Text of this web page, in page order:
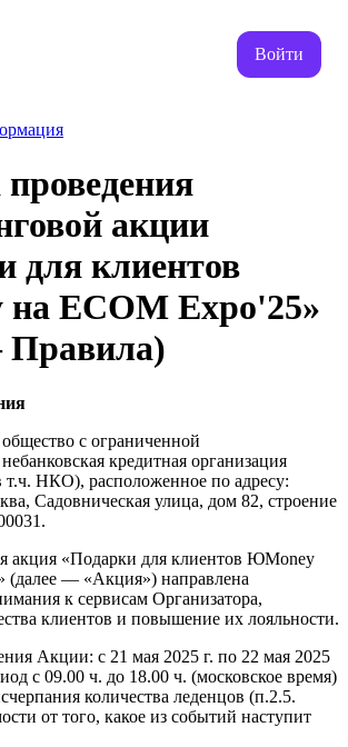
Войти
акции
для клиентов
ECOM Expo'25»
Правила)
с ограниченной
кредитная организация
НКО), расположенное по адресу:
Садовническая улица, дом 82, строение
акция «Подарки для клиентов ЮMoney
(далее — «Акция») направлена
к сервисам Организатора,
клиентов и повышение их лояльности.
Акции: с 21 мая 2025 г. по 22 мая 2025
с 09.00 ч. до 18.00 ч. (московское время)
количества леденцов (п.2.5.
от того, какое из событий наступит